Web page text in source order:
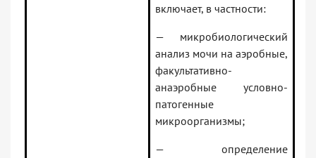
включает, в частности:
— микробиологический
анализ мочи на аэробные,
факультативно-
анаэробные условно-
патогенные
микроорганизмы;
— определение